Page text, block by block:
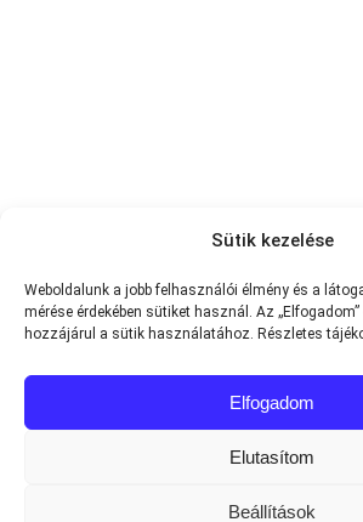
Sütik kezelése
Weboldalunk a jobb felhasználói élmény és a
mérése érdekében sütiket használ. Az
hozzájárul a sütik használatához. Részletes
Elfogadom
Elutasítom
Beállítások
Minden jog fenntartva © 2013-2026